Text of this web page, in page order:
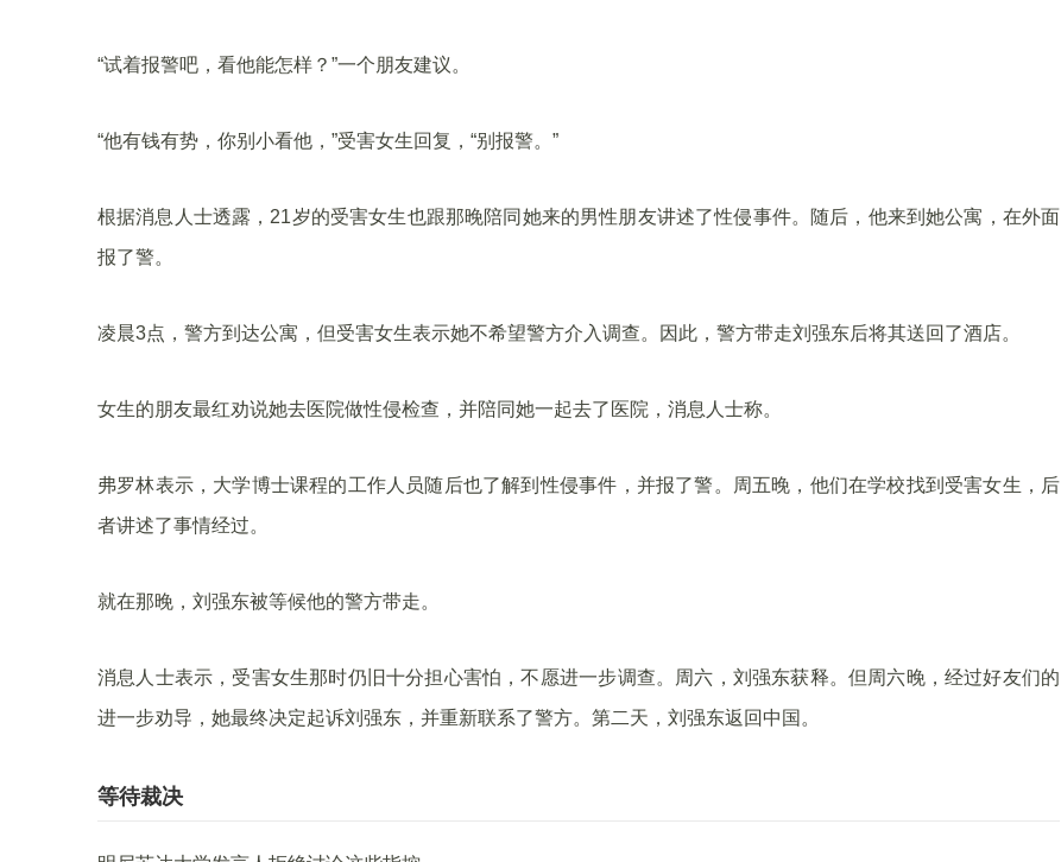
“试着报警吧，看他能怎样？”一个朋友建议。
“他有钱有势，你别小看他，”受害女生回复，“别报警。”
根据消息人士透露，21岁的受害女生也跟那晚陪同她来的男性朋友讲述了性侵事件。随后，他来到她公寓，在外面
报了警。
凌晨3点，警方到达公寓，但受害女生表示她不希望警方介入调查。因此，警方带走刘强东后将其送回了酒店。
女生的朋友最红劝说她去医院做性侵检查，并陪同她一起去了医院，消息人士称。
弗罗林表示，大学博士课程的工作人员随后也了解到性侵事件，并报了警。周五晚，他们在学校找到受害女生，后
者讲述了事情经过。
就在那晚，刘强东被等候他的警方带走。
消息人士表示，受害女生那时仍旧十分担心害怕，不愿进一步调查。周六，刘强东获释。但周六晚，经过好友们的
进一步劝导，她最终决定起诉刘强东，并重新联系了警方。第二天，刘强东返回中国。
等待裁决